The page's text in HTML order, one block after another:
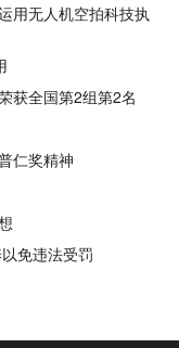
用无人机空拍科技执
获全国第2组第2名
仁奖精神
免违法受罚